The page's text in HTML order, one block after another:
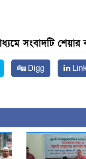
সংবাদটি
Digg